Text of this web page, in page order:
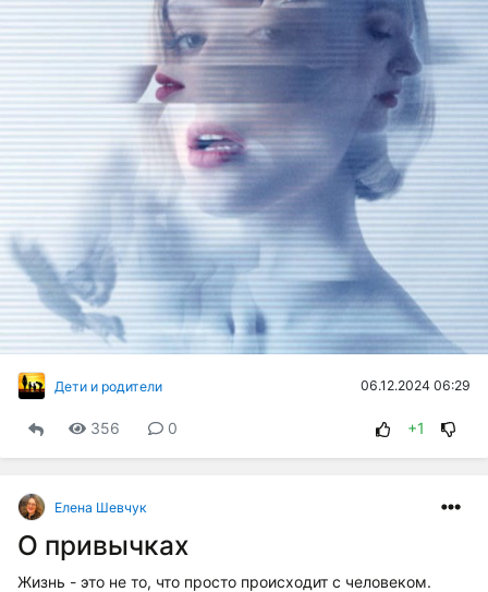
Дети и родители 06.12.2024 06:29
356 0 +1
Елена Шевчук
О привычках
Жизнь - это не то, что просто происходит с человеком.